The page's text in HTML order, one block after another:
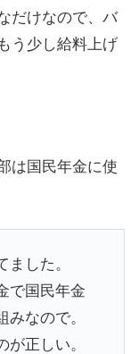
だけなので、バ
う少し給料上げ
は国民年金に使
した。
で国民年金
なので。
正しい。